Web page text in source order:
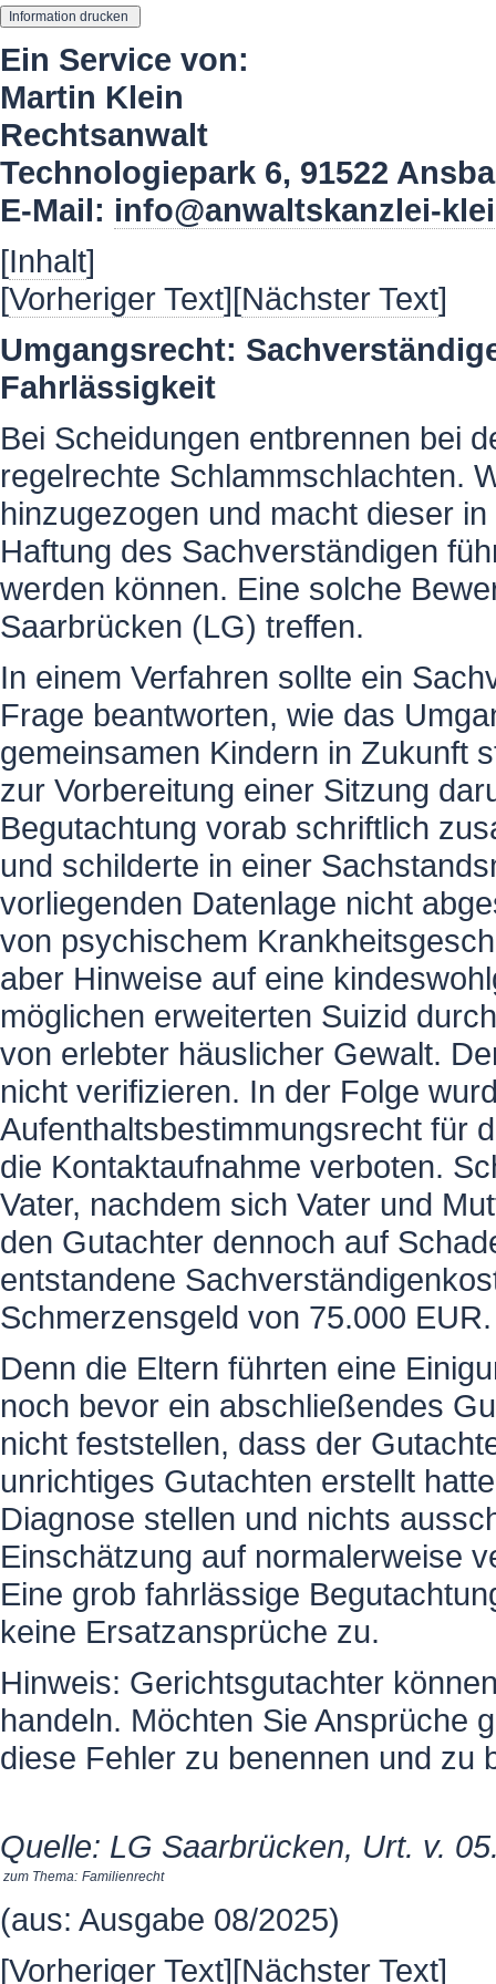
Ein Service von:
Martin Klein
Rechtsanwalt
Technologiepark 6, 91522
E-Mail: info@anwaltskanzlei-
[Inhalt]
[Vorheriger Text][Nächster Text]
Umgangsrecht:
Fahrlässigkeit
Bei Scheidungen entbrennen bei
regelrechte Schlammschlachten.
hinzugezogen und macht dieser
Haftung des Sachverständigen
werden können. Eine solche
Saarbrücken (LG) treffen.
In einem Verfahren sollte ein
Frage beantworten, wie das
gemeinsamen Kindern in Zukunft
zur Vorbereitung einer Sitzung
Begutachtung vorab schriftlich
und schilderte in einer
vorliegenden Datenlage nicht
von psychischem
aber Hinweise auf eine
möglichen erweiterten Suizid
von erlebter häuslicher Gewalt.
nicht verifizieren. In der Folge
Aufenthaltsbestimmungsrecht für
die Kontaktaufnahme verboten.
Vater, nachdem sich Vater und
den Gutachter dennoch auf
entstandene
Schmerzensgeld von 75.000
Denn die Eltern führten eine
noch bevor ein abschließendes
nicht feststellen, dass der
unrichtiges Gutachten erstellt
Diagnose stellen und nichts
Einschätzung auf normalerweise
Eine grob fahrlässige
keine Ersatzansprüche zu.
Hinweis: Gerichtsgutachter
handeln. Möchten Sie Ansprüche
diese Fehler zu benennen und zu
Quelle: LG Saarbrücken, Urt. v.
zum Thema: Familienrecht
(aus: Ausgabe 08/2025)
[Vorheriger Text][Nächster Text]